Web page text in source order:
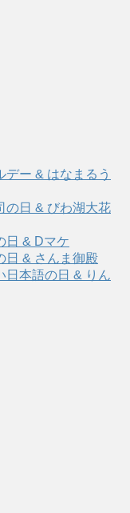
ー & はなまるう
の日 & びわ湖大花
日 & Dマケ
日 & さんま御殿
日本語の日 & りん